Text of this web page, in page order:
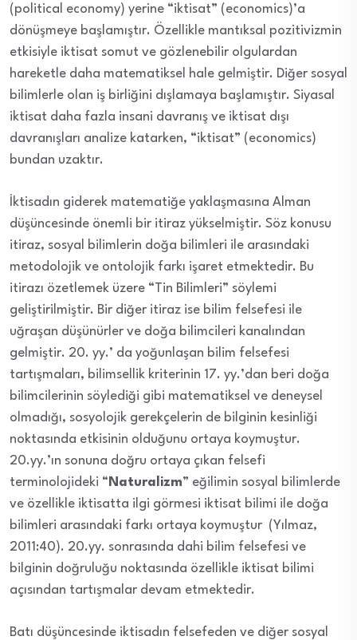
(political economy) yerine “iktisat” (economics)’a
dönüşmeye başlamıştır. Özellikle mantıksal pozitivizmin
etkisiyle iktisat somut ve gözlenebilir olgulardan
hareketle daha matematiksel hale gelmiştir. Diğer sosyal
bilimlerle olan iş birliğini dışlamaya başlamıştır. Siyasal
iktisat daha fazla insani davranış ve iktisat dışı
davranışları analize katarken, “iktisat” (economics)
bundan uzaktır.
İktisadın giderek matematiğe yaklaşmasına Alman
düşüncesinde önemli bir itiraz yükselmiştir. Söz konusu
itiraz, sosyal bilimlerin doğa bilimleri ile arasındaki
metodolojik ve ontolojik farkı işaret etmektedir. Bu
itirazı özetlemek üzere “Tin Bilimleri” söylemi
geliştirilmiştir. Bir diğer itiraz ise bilim felsefesi ile
uğraşan düşünürler ve doğa bilimcileri kanalından
gelmiştir. 20. yy.’ da yoğunlaşan bilim felsefesi
tartışmaları, bilimsellik kriterinin 17. yy.’dan beri doğa
bilimcilerinin söylediği gibi matematiksel ve deneysel
olmadığı, sosyolojik gerekçelerin de bilginin kesinliği
noktasında etkisinin olduğunu ortaya koymuştur.
20.yy.’ın sonuna doğru ortaya çıkan felsefi
terminolojideki “ Naturalizm” eğilimin sosyal bilimlerde
ve özellikle iktisatta ilgi görmesi iktisat bilimi ile doğa
bilimleri arasındaki farkı ortaya koymuştur (Yılmaz,
2011:40). 20.yy. sonrasında dahi bilim felsefesi ve
bilginin doğruluğu noktasında özellikle iktisat bilimi
açısından tartışmalar devam etmektedir.
Batı düşüncesinde iktisadın felsefeden ve diğer sosyal